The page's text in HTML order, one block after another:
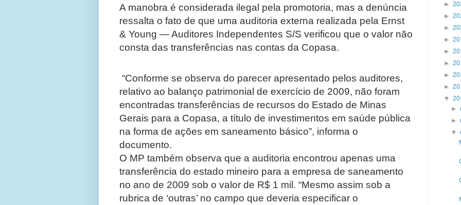
A manobra é considerada ilegal pela promotoria, mas a denúncia
ressalta o fato de que uma auditoria externa realizada pela Ernst
& Young — Auditores Independentes S/S verificou que o valor não
consta das transferências nas contas da Copasa.
“Conforme se observa do parecer apresentado pelos auditores,
relativo ao balanço patrimonial de exercício de 2009, não foram
encontradas transferências de recursos do Estado de Minas
Gerais para a Copasa, a título de investimentos em saúde pública
na forma de ações em saneamento básico”, informa o
documento.
O MP também observa que a auditoria encontrou apenas uma
transferência do estado mineiro para a empresa de saneamento
no ano de 2009 sob o valor de R$ 1 mil. “Mesmo assim sob a
rubrica de ‘outras’ no campo que deveria especificar o
►
►
►
►
►
►
►
►
▼
►
►
▼